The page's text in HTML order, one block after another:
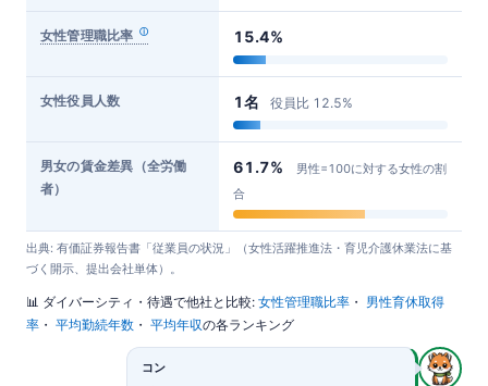
女性管理職比率 15.4%
女性役員人数 1名 役員比 12.5%
男女の賃金差異（全労働
者）
61.7%
男性=100に対する女性の割
合
出典: 有価証券報告書「従業員の状況」（女性活躍推進法・育児介護休業法に基
づく開示、提出会社単体）。
📊 ダイバーシティ・待遇で他社と比較: 女性管理職比率 ・ 男性育休取得
率 ・ 平均勤続年数 ・ 平均年収の各ランキング
コン